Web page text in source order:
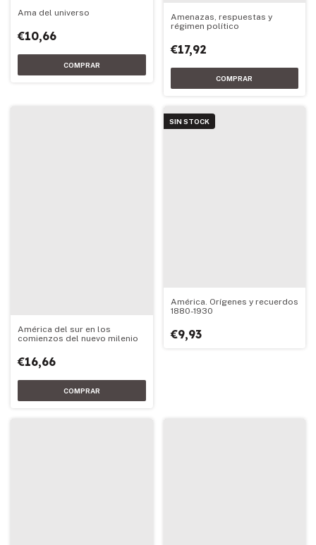
Ama del universo
€10,66
Amenazas, respuestas y
régimen político
€17,92
América del sur en los
comienzos del nuevo milenio
€16,66
SIN STOCK
América. Orígenes y recuerdos
1880-1930
€9,93